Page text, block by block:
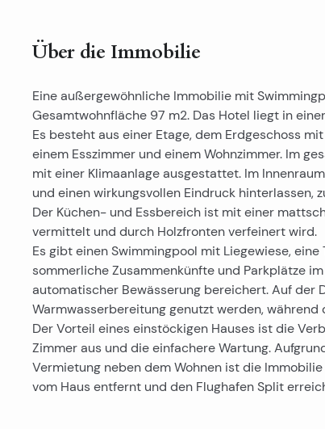
Über die Immobilie
Eine außergewöhnliche Immobilie mit
Gesamtwohnfläche 97 m2. Das Hotel liegt in
Es besteht aus einer Etage, dem Erdgeschoss
einem Esszimmer und einem Wohnzimmer. Im
mit einer Klimaanlage ausgestattet. Im
und einen wirkungsvollen Eindruck hinterlassen,
Der Küchen- und Essbereich ist mit einer
vermittelt und durch Holzfronten verfeinert wird.
Es gibt einen Swimmingpool mit Liegewiese,
sommerliche Zusammenkünfte und Parkplätze
automatischer Bewässerung bereichert. Auf der
Warmwasserbereitung genutzt werden,
Der Vorteil eines einstöckigen Hauses ist die
Zimmer aus und die einfachere Wartung.
Vermietung neben dem Wohnen ist die
vom Haus entfernt und den Flughafen Split